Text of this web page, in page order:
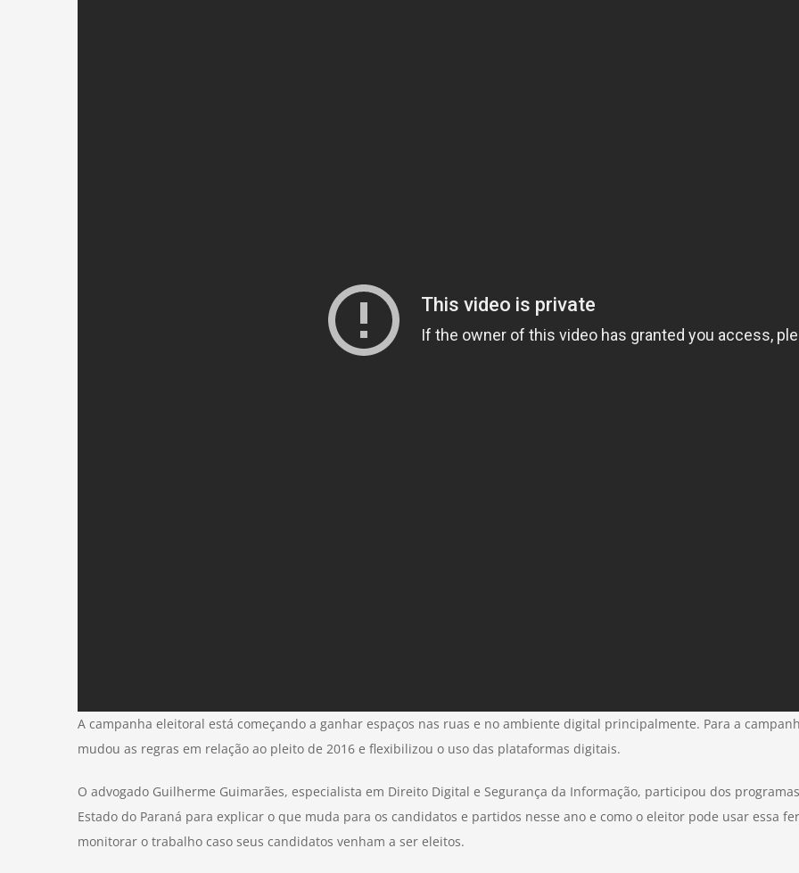
A campanha eleitoral está começando a ganhar espaços nas ruas e no ambiente digital principalmente. Para a
mudou as regras em relação ao pleito de 2016 e flexibilizou o uso das plataformas digitais.
O advogado Guilherme Guimarães, especialista em Direito Digital e Segurança da Informação, participou dos
Estado do Paraná para explicar o que muda para os candidatos e partidos nesse ano e como o eleitor pode usar essa
monitorar o trabalho caso seus candidatos venham a ser eleitos.